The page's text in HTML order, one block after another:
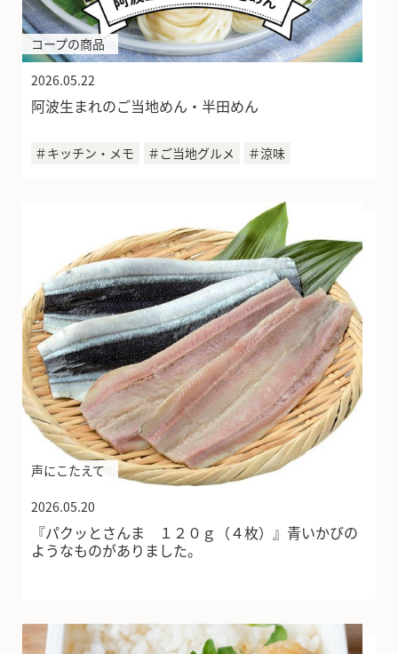
コープの商品
2026.05.22
阿波生まれのご当地めん・半田めん
＃キッチン・メモ ＃ご当地グルメ ＃涼味
声にこたえて
2026.05.20
『パクッとさんま １２０ｇ（４枚）』青いかびの
ようなものがありました。